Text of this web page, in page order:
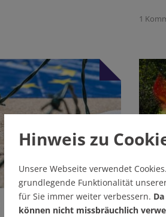
1
Hinweis zu
Unsere Webseite verwendet Cookies.
grundlegende Funktionalität
für Sie immer weiter verbessern.
können nicht missbräuchlich